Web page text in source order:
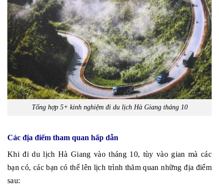
Tổng hợp 5+ kinh nghiệm đi du lịch Hà Giang tháng 10
Các địa điểm tham quan hấp dẫn
Khi đi du lịch Hà Giang vào tháng 10, tùy vào gian mà các
bạn có, các bạn có thể lên lịch trình thăm quan những địa điểm
sau: